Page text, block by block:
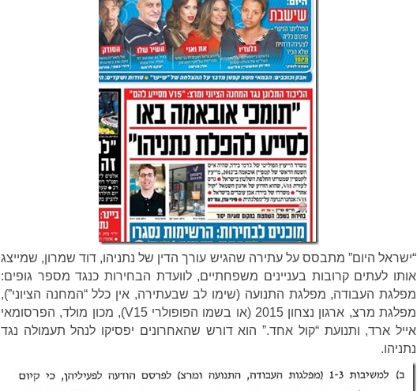
“ישראל היום” מתבסס על עתירה שהגיש עורך הדין של נתניהו, דוד שמרון, שמייצג
אותו לעתים קרובות בעניינים משפחתיים, לוועדת הבחירות כנגד מספר גופים:
מפלגת העבודה, מפלגת התנועה (שימו לב שבעתירה, אין כלל “המחנה הציוני”),
מפלגת מרצ, ארגון נצחון 2015 (או בשמו הפופולרי V15), מכון מולד, הפרסומאי
אייל ארד, ותנועת “קול אחד.” הוא דורש שהאחרונים יפסיקו לנהל תעמולה נגד
נתניהו.